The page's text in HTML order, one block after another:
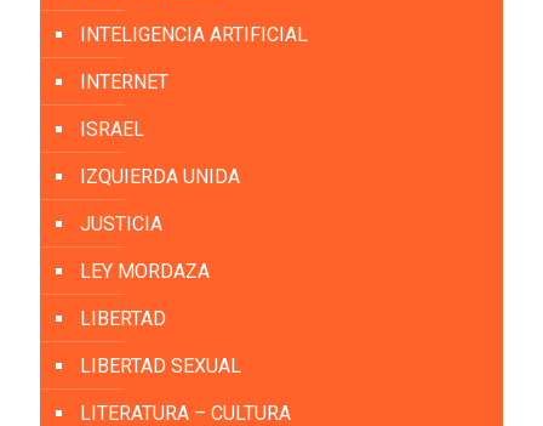
INTELIGENCIA ARTIFICIAL
INTERNET
ISRAEL
IZQUIERDA UNIDA
JUSTICIA
LEY MORDAZA
LIBERTAD
LIBERTAD SEXUAL
LITERATURA – CULTURA